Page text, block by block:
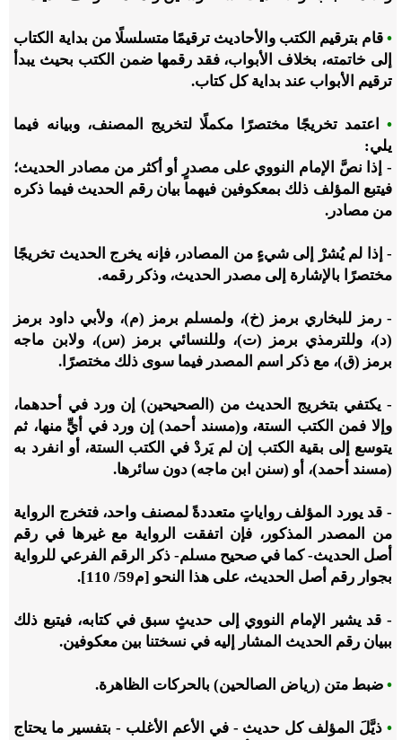
• قام بترقيم الكتب والأحاديث ترقيمًا متسلسلًا من بداية الكتاب
إلى خاتمته، بخلاف الأبواب، فقد رقمها ضمن الكتب بحيث يبدأ
ترقيم الأبواب عند بداية كل كتاب.
• اعتمد تخريجًا مختصرًا مكملًا لتخريج المصنف، وبيانه فيما
يلي:
- إذا نصَّ الإمام النووي على مصدرٍ أو أكثر من مصادر الحديث؛
فيتبع المؤلف ذلك بمعكوفين فيهما بيان رقم الحديث فيما ذكره
من مصادر.
- إذا لم يُشرْ إلى شيءٍ من المصادر، فإنه يخرج الحديث تخريجًا
مختصرًا بالإشارة إلى مصدر الحديث، وذكر رقمه.
- رمز للبخاري برمز (خ)، ولمسلم برمز (م)، ولأبي داود برمز
(د)، وللترمذي برمز (ت)، وللنسائي برمز (س)، ولابن ماجه
برمز (ق)، مع ذكر اسم المصدر فيما سوى ذلك مختصرًا.
- يكتفي بتخريج الحديث من (الصحيحين) إن ورد في أحدهما،
وإلا فمن الكتب الستة، و(مسند أحمد) إن ورد في أيٍّ منها، ثم
يتوسع إلى بقية الكتب إن لم يَردْ في الكتب الستة، أو انفرد به
(مسند أحمد)، أو (سنن ابن ماجه) دون سائرها.
- قد يورد المؤلف رواياتٍ متعددةً لمصنف واحد، فتخرج الرواية
من المصدر المذكور، فإن اتفقت الرواية مع غيرها في رقم
أصل الحديث- كما في صحيح مسلم- ذكر الرقم الفرعي للرواية
بجوار رقم أصل الحديث، على هذا النحو [م59
/
110].
- قد يشير الإمام النووي إلى حديثٍ سبق في كتابه، فيتبع ذلك
ببيان رقم الحديث المشار إليه في نسختنا بين معكوفين.
• ضبط متن (رياض الصالحين) بالحركات الظاهرة.
• ذيَّلَ المؤلف كل حديث - في الأعم الأغلب - بتفسير ما يحتاج